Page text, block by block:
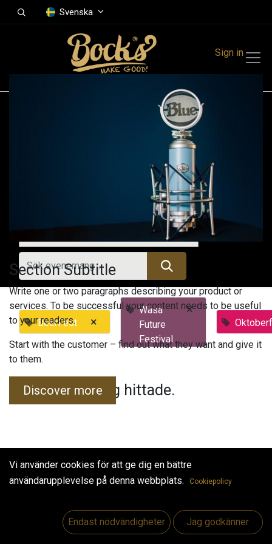
Svenska
Sign in
Tidigare evenemang
BeerFest ×
Wasa
Future
Festival
×
Inga evenemang hittade.
Useful Links
Section Subtitle
Write one or two paragraphs describing your product or
services. To be successful your content needs to be useful
to your readers.
Start with the customer – find out what they want and give it
to them.
Discover more
Vi använder cookies för att ge dig en bättre
användarupplevelse på denna webbplats.
Cookiepolicy
Endast nödvändigheter Jag godkänner